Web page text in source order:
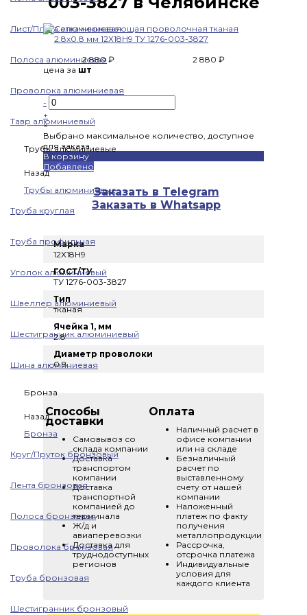
Лист/Плита алюминиевая
Полоса алюминиевая
Проволока алюминиевая
Тавр алюминиевый
Трубы алюминиевые
Назад
Трубы алюминиевые
Труба круглая
Труба профильная
Уголок алюминиевый
Швеллер алюминиевый
Шестигранник алюминиевый
Шина алюминиевая
Бронза
Назад
Бронза
Круг/Пруток бронзовый
Лента бронзовая
Полоса бронзовая
Проволока бронзовая
Труба бронзовая
Шестигранник бронзовый
2 880 ₽
2 880 ₽
цена за шт
-
+
×
Выбрано максимальное количество, доступное
для заказа
В корзину
Добавлено
Заказать в Telegram
Заказать в Whatsapp
Марка
12Х18Н9
ГОСТ/ТУ
ТУ 1276-003-3827
Тип
тканая
Ячейка 1, мм
2.8
Диаметр проволоки
0.8
Способы
доставки
Самовывоз со
склада компании
Доставка
транспортом
компании
Доставка
транспортной
компанией до
терминала
Ж/д и
авиаперевозки
Доставка для
труднодоступных
регионов
Оплата
Наличный расчет в
офисе компании
или на складе
Безналичный
расчет по
выставленному
счету от нашей
компании
Наложенный
платеж по факту
получения
металлопродукции
Рассрочка,
отсрочка платежа
Индивидуальные
условия для
каждого клиента